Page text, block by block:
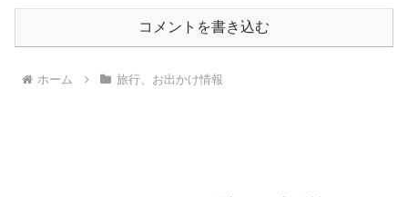
コメントを書き込む
ホーム 旅行、お出かけ情報